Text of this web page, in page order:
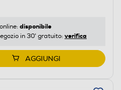
disponibile
in 30' gratuito: verifica
AGGIUNGI